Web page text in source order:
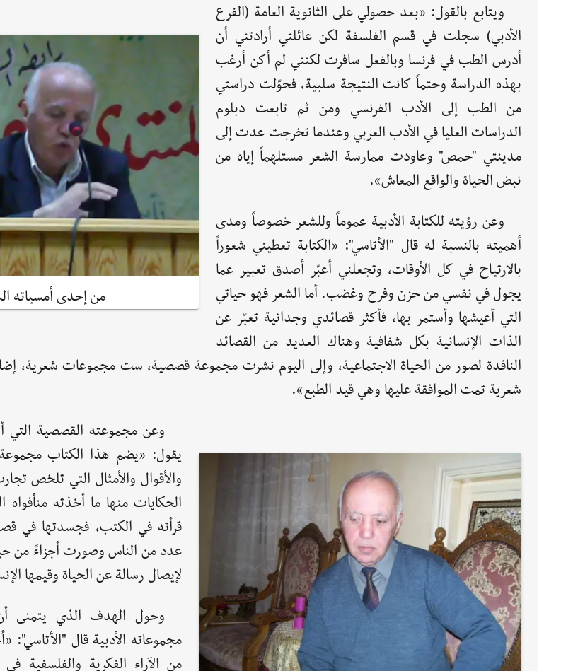
من إحدى أمسياته
ويتابع بالقول: «بعد حصولي على الثانوية العامة (الفرع
الأدبي) سجلت في قسم الفلسفة لكن عائلتي أرادتني أن
أدرس الطب في فرنسا وبالفعل سافرت لكنني لم أكن أرغب
بهذه الدراسة وحتماً كانت النتيجة سلبية، فحوّلت دراستي
من الطب إلى الأدب الفرنسي ومن ثم تابعت دبلوم
الدراسات العليا في الأدب العربي وعندما تخرجت عدت إلى
مدينتي "حمص" وعاودت ممارسة الشعر مستلهماً إياه من
نبض الحياة والواقع المعاش».
وعن رؤيته للكتابة الأدبية عموماً وللشعر خصوصاً ومدى
أهميته بالنسبة له قال "الأتاسي": «الكتابة تعطيني شعوراً
بالارتياح في كل الأوقات، وتجعلني أعبّر أصدق تعبير عما
يجول في نفسي من حزن وفرح وغضب. أما الشعر فهو حياتي
التي أعيشها وأستمر بها، فأكثر قصائدي وجدانية تعبّر عن
الذات الإنسانية بكل شفافية وهناك العديد من القصائد
الناقدة لصور من الحياة الاجتماعية، وإلى اليوم نشرت مجموعة قصصية، ست مجموعات شعرية،
شعرية تمت الموافقة عليها وهي قيد الطبع».
وعن مجموعته القصصية التي
يقول: «يضم هذا الكتاب
والأقوال والأمثال التي تلخص
الحكايات منها ما أخذته منأفواه
قرأته في الكتب، فجسدتها في
عدد من الناس وصورت أجزاءً من
لإيصال رسالة عن الحياة وقيمها
وحول الهدف الذي يتمنى
مجموعاته الأدبية قال
من الآراء الفكرية والفلسفية